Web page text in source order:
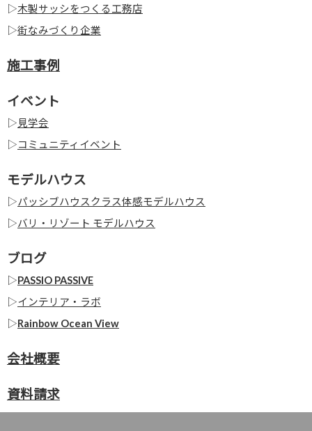
▷木製サッシをつくる工務店
▷街なみづくり企業
施工事例
イベント
▷ 見学会
▷コミュニティイベント
モデルハウス
▷パッシブハウスクラス体感モデルハウス
▷バリ・リゾート モデルハウス
ブログ
▷PASSIO PASSIVE
▷インテリア・ラボ
▷Rainbow Ocean View
会社概要
資料請求